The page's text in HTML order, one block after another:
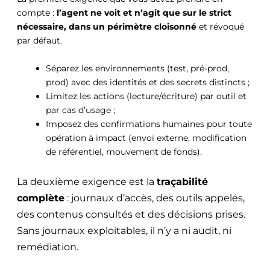
compte : l’agent ne voit et n’agit que sur le strict
nécessaire, dans un périmètre cloisonné et révoqué
par défaut.
Séparez les environnements (test, pré-prod,
prod) avec des identités et des secrets distincts ;
Limitez les actions (lecture/écriture) par outil et
par cas d’usage ;
Imposez des confirmations humaines pour toute
opération à impact (envoi externe, modification
de référentiel, mouvement de fonds).
La deuxième exigence est la traçabilité
complète: journaux d’accès, des outils appelés,
des contenus consultés et des décisions prises.
Sans journaux exploitables, il n’y a ni audit, ni
remédiation.